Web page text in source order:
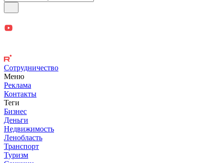
Сотрудничество
Меню
Реклама
Контакты
Теги
Бизнес
Деньги
Недвижимость
Ленобласть
Транспорт
Туризм